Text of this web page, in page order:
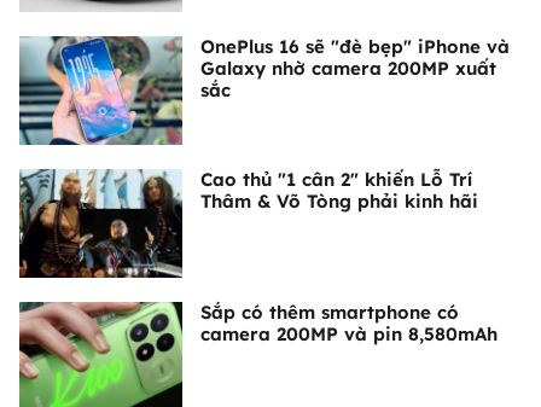
OnePlus 16 sẽ "đè bẹp" iPhone và
Galaxy nhờ camera 200MP xuất
sắc
Cao thủ "1 cân 2" khiến Lỗ Trí
Thâm & Võ Tòng phải kinh hãi
Sắp có thêm smartphone có
camera 200MP và pin 8,580mAh